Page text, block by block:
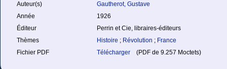
Auteur(s)
Gautherot, Gustave
Année
1926
Éditeur
Perrin et Cie, libraires-éditeurs
Thèmes
Histoire ; Révolution ; France
Fichier PDF
Télécharger (PDF de 9.257 Moctets)